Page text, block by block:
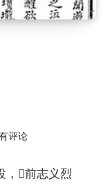
评论
𬙆前志义烈